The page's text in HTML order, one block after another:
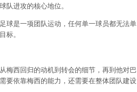
进攻的核心地位。
球是一项团队运动，任何单一球员都无法单
标。
梅西回归的动机到转会的细节，再到他对巴
要依靠梅西的能力，还需要在整体团队建设